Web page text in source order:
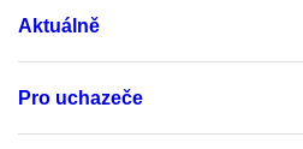
Aktuálně
Pro uchazeče